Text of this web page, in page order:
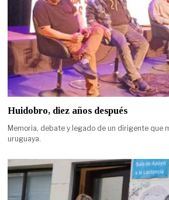
Huidobro, diez años después
Memoria, debate y legado de un dirigente que
uruguaya.